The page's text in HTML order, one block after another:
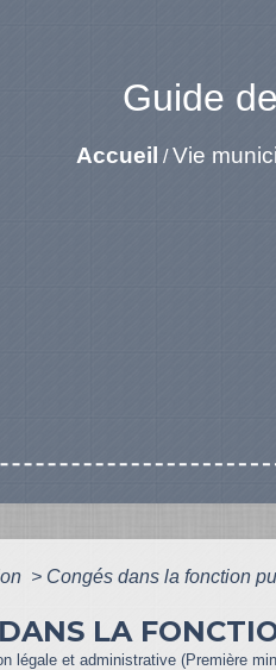
Guide
Accueil /Vie
> Congés dans la fonction
LA
légale et administrative (Première